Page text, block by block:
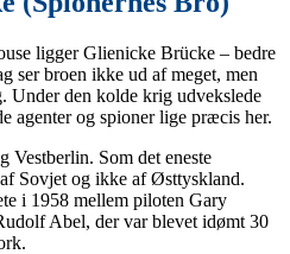
ligger Glienicke Brücke – bedre
ser broen ikke ud af meget, men
Under den kolde krig udvekslede
agenter og spioner lige præcis her.
Som det eneste
Sovjet og ikke af Østtyskland.
i 1958 mellem piloten Gary
Abel, der var blevet idømt 30